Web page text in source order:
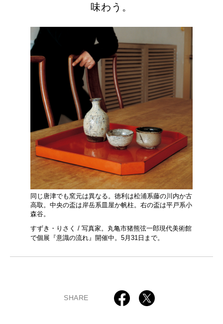
味わう。
同じ唐津でも窯元は異なる。徳利は松浦系藤の川内か古
高取。中央の盃は岸岳系皿屋か帆柱。右の盃は平戸系小
森谷。
すずき・りさく / 写真家。丸亀市猪熊弦一郎現代美術館
で個展『意識の流れ』開催中。5月31日まで。
SHARE